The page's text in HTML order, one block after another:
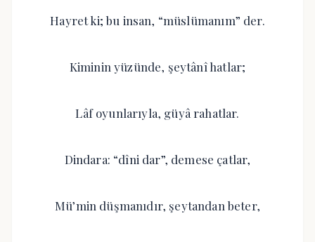
Hayret ki; bu insan, “müslümanım” der.
Kiminin yüzünde, şeytânî hatlar;
Lâf oyunlarıyla, güyâ rahatlar.
Dindara: “dîni dar”, demese çatlar,
Mü’min düşmanıdır, şeytandan beter,